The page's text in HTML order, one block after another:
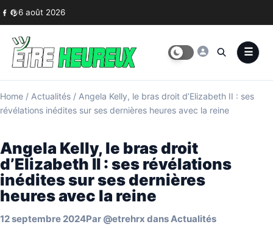
Skip to content
6 août 2026
Home / Actualités / Angela Kelly, le bras droit d’Elizabeth II : ses
révélations inédites sur ses dernières heures avec la reine
Angela Kelly, le bras droit
d’Elizabeth II : ses révélations
inédites sur ses dernières
heures avec la reine
12 septembre 2024Par @etrehrx dansActualités